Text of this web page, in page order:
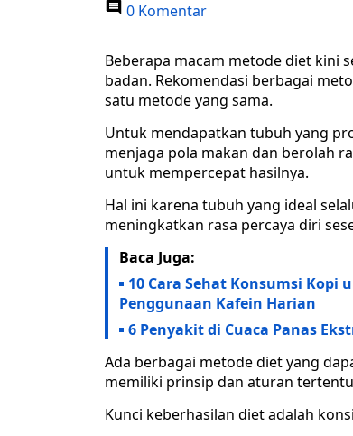
0 Komentar
Beberapa macam metode diet kini
badan. Rekomendasi berbagai
satu metode yang sama.
Untuk mendapatkan tubuh yang
menjaga pola makan dan berolah
untuk mempercepat hasilnya.
Hal ini karena tubuh yang ideal
meningkatkan rasa percaya diri
Baca Juga:
10 Cara Sehat Konsumsi
Penggunaan Kafein Harian
6 Penyakit di Cuaca Panas
Ada berbagai metode diet yang
memiliki prinsip dan aturan
Kunci keberhasilan diet adalah